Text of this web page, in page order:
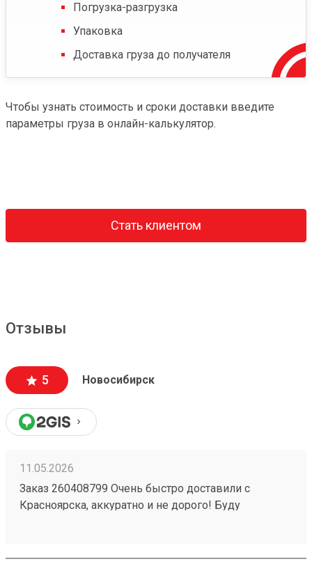
Погрузка-разгрузка
Упаковка
Доставка груза до получателя
Чтобы узнать стоимость и сроки доставки введите
параметры груза в онлайн-калькулятор.
Стать клиентом
Отзывы
5 Новосибирск
11.05.2026
Заказ 260408799 Очень быстро доставили с
Красноярска, аккуратно и не дорого! Буду